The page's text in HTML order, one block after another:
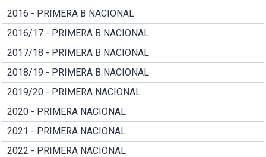
2016 - PRIMERA B NACIONAL
2016/17 - PRIMERA B NACIONAL
2017/18 - PRIMERA B NACIONAL
2018/19 - PRIMERA B NACIONAL
2019/20 - PRIMERA NACIONAL
2020 - PRIMERA NACIONAL
2021 - PRIMERA NACIONAL
2022 - PRIMERA NACIONAL